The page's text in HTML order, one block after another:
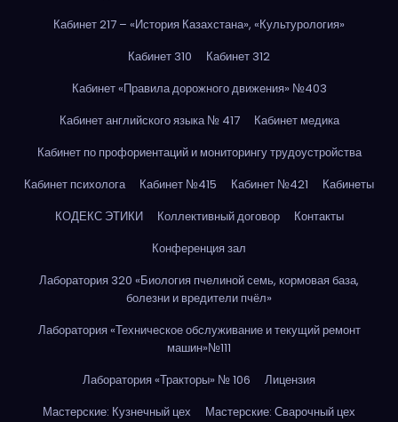
Кабинет 217 – «История Казахстана», «Культурология»
Кабинет 310
Кабинет 312
Кабинет «Правила дорожного движения» №403
Кабинет английского языка № 417
Кабинет медика
Кабинет по профориентаций и мониторингу трудоустройства
Кабинет психолога
Кабинет №415 Кабинет №421
Кабинеты
КОДЕКС ЭТИКИ
Коллективный договор
Контакты
Конференция зал
Лаборатория 320 «Биология пчелиной семь, кормовая база,
болезни и вредители пчёл»
Лаборатория «Техническое обслуживание и текущий ремонт
машин»№111
Лаборатория «Тракторы» № 106
Лицензия
Мастерские: Кузнечный цех
Мастерские: Сварочный цех